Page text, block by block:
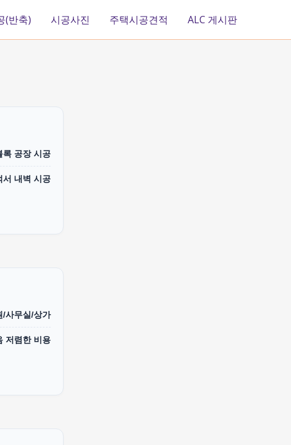
(반축) 시공사진 주택시공견적
ALC 게시판
록 공장 시공
서 내벽 시공
/사무실/상가
저렴한 비용